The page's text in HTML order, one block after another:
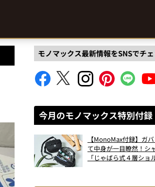
モノマックス最新情報をSNSでチェ
今月のモノマックス特別付録
【MonoMax付録】ガ
て中身が一目瞭然！シ
「じゃばら式４層ショ